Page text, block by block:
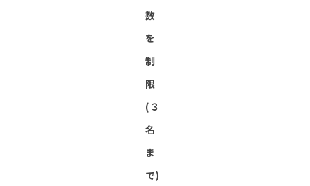
数
を
制
限
(３
名
ま
で)